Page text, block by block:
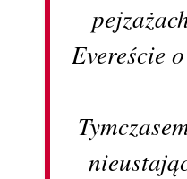
Evereście